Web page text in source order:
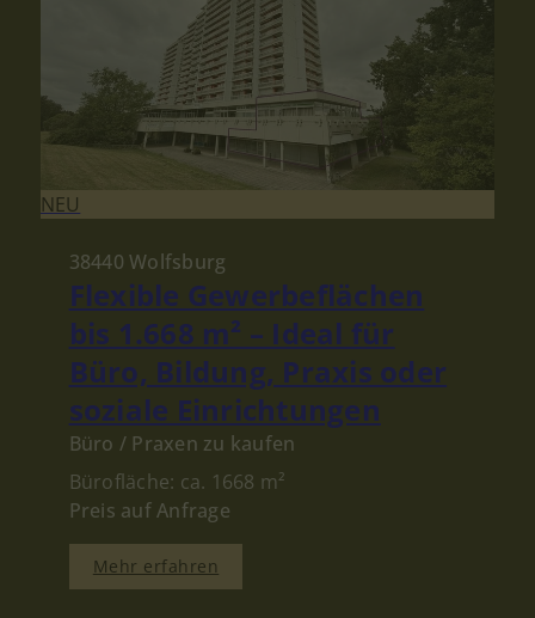
NEU
38440 Wolfsburg
Flexible Gewerbeflächen
bis 1.668 m² – Ideal für
Büro, Bildung, Praxis oder
soziale Einrichtungen
Büro / Praxen zu kaufen
Bürofläche: ca. 1668 m²
Preis auf Anfrage
Mehr erfahren